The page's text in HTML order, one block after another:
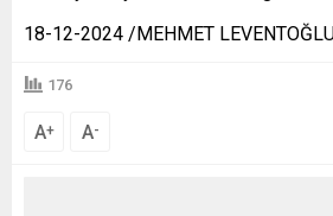
18-12-2024 /MEHMET
176
A+ A-